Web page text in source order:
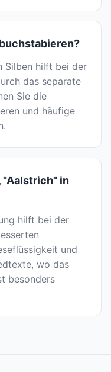
Silben hilft bei der
das separate
Sie die
und häufige
"Aalstrich" in
hilft bei der
und
wo das
besonders